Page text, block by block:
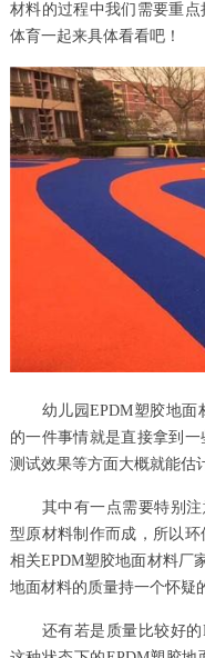
材料的过程中我们需要重
体育一起来具体看看吧！
幼儿园EPDM塑胶地面
的一件事情就是直接拿到
测试效果等方面大概就能估
其中有一点需要特别注
型原材料制作而成，所以
相关EPDM塑胶地面材料厂
地面材料的质量持一个怀疑
还有若是质量比较好的